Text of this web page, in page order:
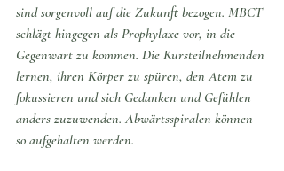
sind sorgenvoll auf die Zukunft bezogen. MBCT
schlägt hingegen als Prophylaxe vor, in die
Gegenwart zu kommen. Die Kursteilnehmenden
lernen, ihren Körper zu spüren, den Atem zu
fokussieren und sich Gedanken und Gefühlen
anders zuzuwenden. Abwärtsspiralen können
so aufgehalten werden.